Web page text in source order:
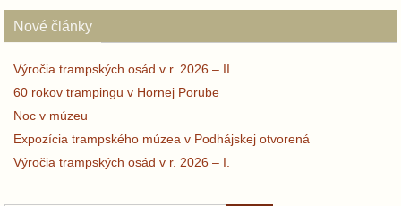
Nové články
Výročia trampských osád v r. 2026 – II.
60 rokov trampingu v Hornej Porube
Noc v múzeu
Expozícia trampského múzea v Podhájskej otvorená
Výročia trampských osád v r. 2026 – I.